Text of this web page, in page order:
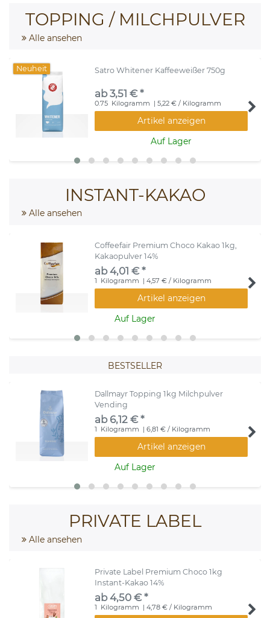
TOPPING / MILCHPULVER
Alle ansehen
Neuheit Satro Whitener Kaffeeweißer 750g
ab 3,51 € *
0.75 Kilogramm | 5,22 € / Kilogramm
Artikel anzeigen
Auf Lager
INSTANT-KAKAO
Alle ansehen
Coffeefair Premium Choco Kakao 1kg,
Kakaopulver 14%
ab 4,01 € *
1 Kilogramm | 4,57 € / Kilogramm
Artikel anzeigen
Auf Lager
BESTSELLER
Dallmayr Topping 1kg Milchpulver
Vending
ab 6,12 € *
1 Kilogramm | 6,81 € / Kilogramm
Artikel anzeigen
Auf Lager
PRIVATE LABEL
Alle ansehen
Private Label Premium Choco 1kg
Instant-Kakao 14%
ab 4,50 € *
1 Kilogramm | 4,78 € / Kilogramm